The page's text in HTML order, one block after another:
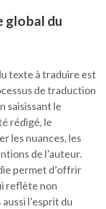
global du
texte à traduire est
de traduction
saisissant le
rédigé, le
les nuances, les
de l’auteur.
permet d’offrir
reflète non
l’esprit du